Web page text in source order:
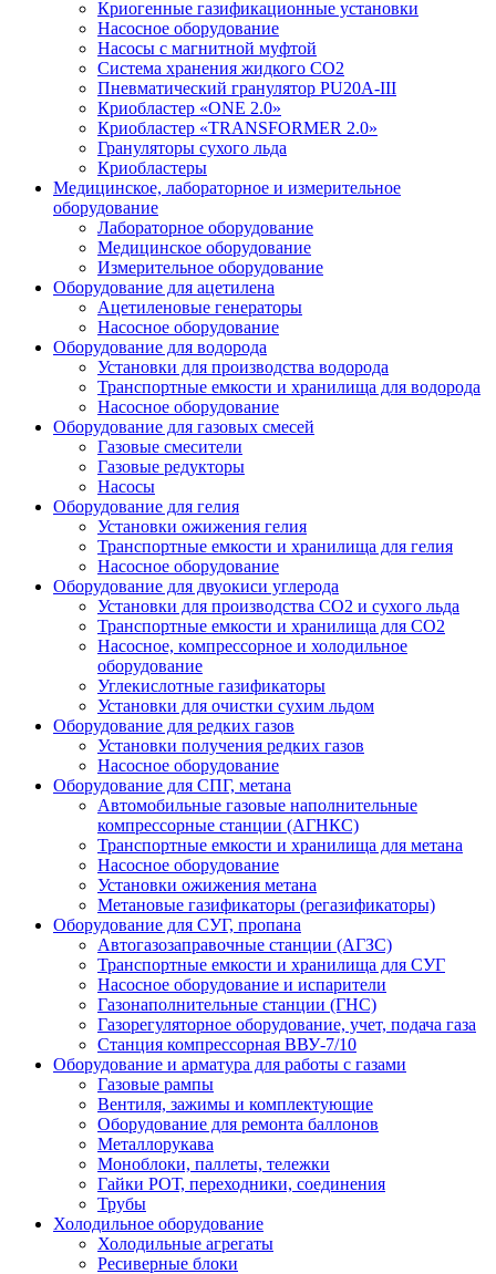
Криогенные газификационные установки
Насосное оборудование
Насосы с магнитной муфтой
Система хранения жидкого CO2
Пневматический гранулятор PU20A-III
Криобластер «ONE 2.0»
Криобластер «TRANSFORMER 2.0»
Грануляторы сухого льда
Криобластеры
Медицинское, лабораторное и измерительное
оборудование
Лабораторное оборудование
Медицинское оборудование
Измерительное оборудование
Оборудование для ацетилена
Ацетиленовые генераторы
Насосное оборудование
Оборудование для водорода
Установки для производства водорода
Транспортные емкости и хранилища для водорода
Насосное оборудование
Оборудование для газовых смесей
Газовые смесители
Газовые редукторы
Насосы
Оборудование для гелия
Установки ожижения гелия
Транспортные емкости и хранилища для гелия
Насосное оборудование
Оборудование для двуокиси углерода
Установки для производства СО2 и сухого льда
Транспортные емкости и хранилища для CO2
Насосное, компрессорное и холодильное
оборудование
Углекислотные газификаторы
Установки для очистки сухим льдом
Оборудование для редких газов
Установки получения редких газов
Насосное оборудование
Оборудование для СПГ, метана
Автомобильные газовые наполнительные
компрессорные станции (АГНКС)
Транспортные емкости и хранилища для метана
Насосное оборудование
Установки ожижения метана
Метановые газификаторы (регазификаторы)
Оборудование для СУГ, пропана
Автогазозаправочные станции (АГЗС)
Транспортные емкости и хранилища для СУГ
Насосное оборудование и испарители
Газонаполнительные станции (ГНС)
Газорегуляторное оборудование, учет, подача газа
Станция компрессорная ВВУ-7/10
Оборудование и арматура для работы с газами
Газовые рампы
Вентиля, зажимы и комплектующие
Оборудование для ремонта баллонов
Металлорукава
Моноблоки, паллеты, тележки
Гайки РОТ, переходники, соединения
Трубы
Холодильное оборудование
Холодильные агрегаты
Ресиверные блоки